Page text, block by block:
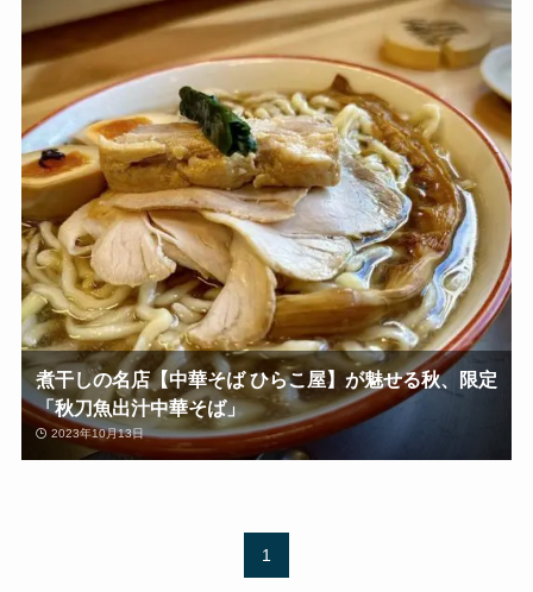
煮干しの名店【中華そば ひらこ屋】が魅せる秋、限定
「秋刀魚出汁中華そば」
2023年10月13日
1